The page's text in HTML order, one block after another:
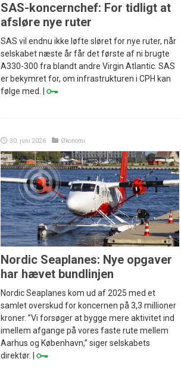
SAS-koncernchef: For tidligt at
afsløre nye ruter
SAS vil endnu ikke løfte sløret for nye ruter, når
selskabet næste år får det første af ni brugte
A330-300 fra blandt andre Virgin Atlantic. SAS
er bekymret for, om infrastrukturen i CPH kan
følge med. |
30. juni 2026 Økonomi
Nordic Seaplanes: Nye opgaver
har hævet bundlinjen
Nordic Seaplanes kom ud af 2025 med et
samlet overskud for koncernen på 3,3 millioner
kroner. ”Vi forsøger at bygge mere aktivitet ind
imellem afgange på vores faste rute mellem
Aarhus og København,” siger selskabets
direktør. |